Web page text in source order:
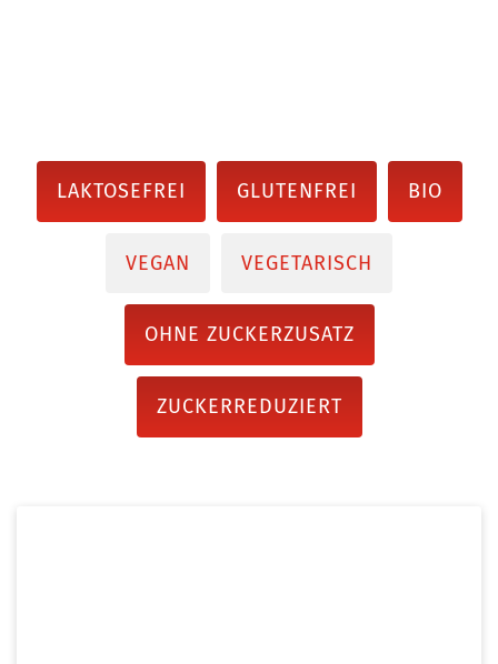
LAKTOSEFREI GLUTENFREI BIO
VEGAN VEGETARISCH
OHNE ZUCKERZUSATZ
ZUCKERREDUZIERT